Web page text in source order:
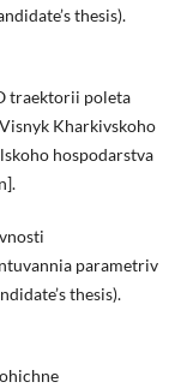
thesis).
traektorii poleta
Kharkivskoho
hospodarstva
parametriv
thesis).